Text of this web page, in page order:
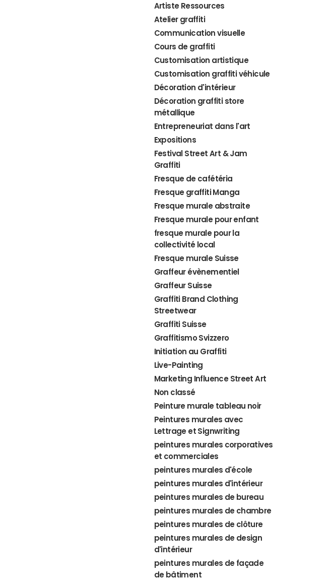
Artiste Ressources
Atelier graffiti
Communication visuelle
Cours de graffiti
Customisation artistique
Customisation graffiti véhicule
Décoration d'intérieur
Décoration graffiti store
métallique
Entrepreneuriat dans l'art
Expositions
Festival Street Art & Jam
Graffiti
Fresque de cafétéria
Fresque graffiti Manga
Fresque murale abstraite
Fresque murale pour enfant
fresque murale pour la
collectivité local
Fresque murale Suisse
Graffeur évènementiel
Graffeur Suisse
Graffiti Brand Clothing
Streetwear
Graffiti Suisse
Graffitismo Svizzero
Initiation au Graffiti
Live-Painting
Marketing Influence Street Art
Non classé
Peinture murale tableau noir
Peintures murales avec
Lettrage et Signwriting
peintures murales corporatives
et commerciales
peintures murales d'école
peintures murales d'intérieur
peintures murales de bureau
peintures murales de chambre
peintures murales de clôture
peintures murales de design
d'intérieur
peintures murales de façade
de bâtiment